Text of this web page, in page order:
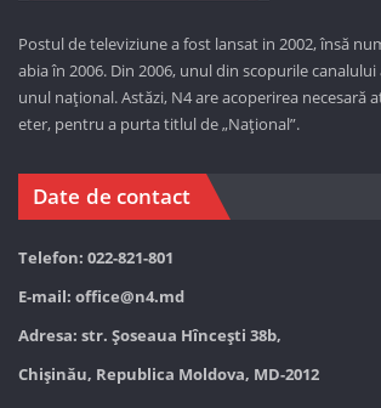
Postul de televiziune a fost lansat in 2002, însă
abia în 2006. Din 2006, unul din scopurile
unul național. Astăzi, N4 are acoperirea necesară
eter, pentru a purta titlul de „Național”.
Date de contact
Telefon: 022-821-801
E-mail: office@n4.md
Adresa: str. Șoseaua Hînceşti 38b,
Chișinău, Republica Moldova, MD-2012